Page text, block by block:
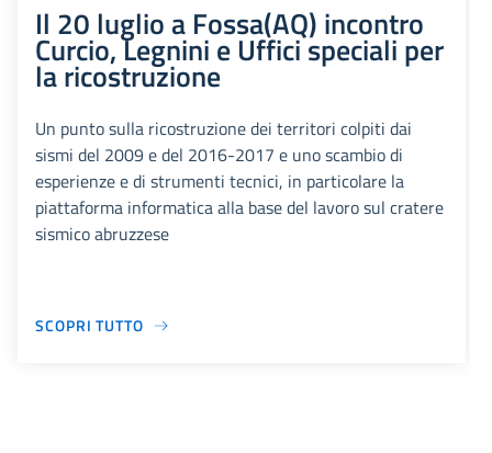
Il 20 luglio a Fossa(AQ) incontro
Curcio, Legnini e Uffici speciali per
la ricostruzione
Un punto sulla ricostruzione dei territori colpiti dai
sismi del 2009 e del 2016-2017 e uno scambio di
esperienze e di strumenti tecnici, in particolare la
piattaforma informatica alla base del lavoro sul cratere
sismico abruzzese
SCOPRI TUTTO